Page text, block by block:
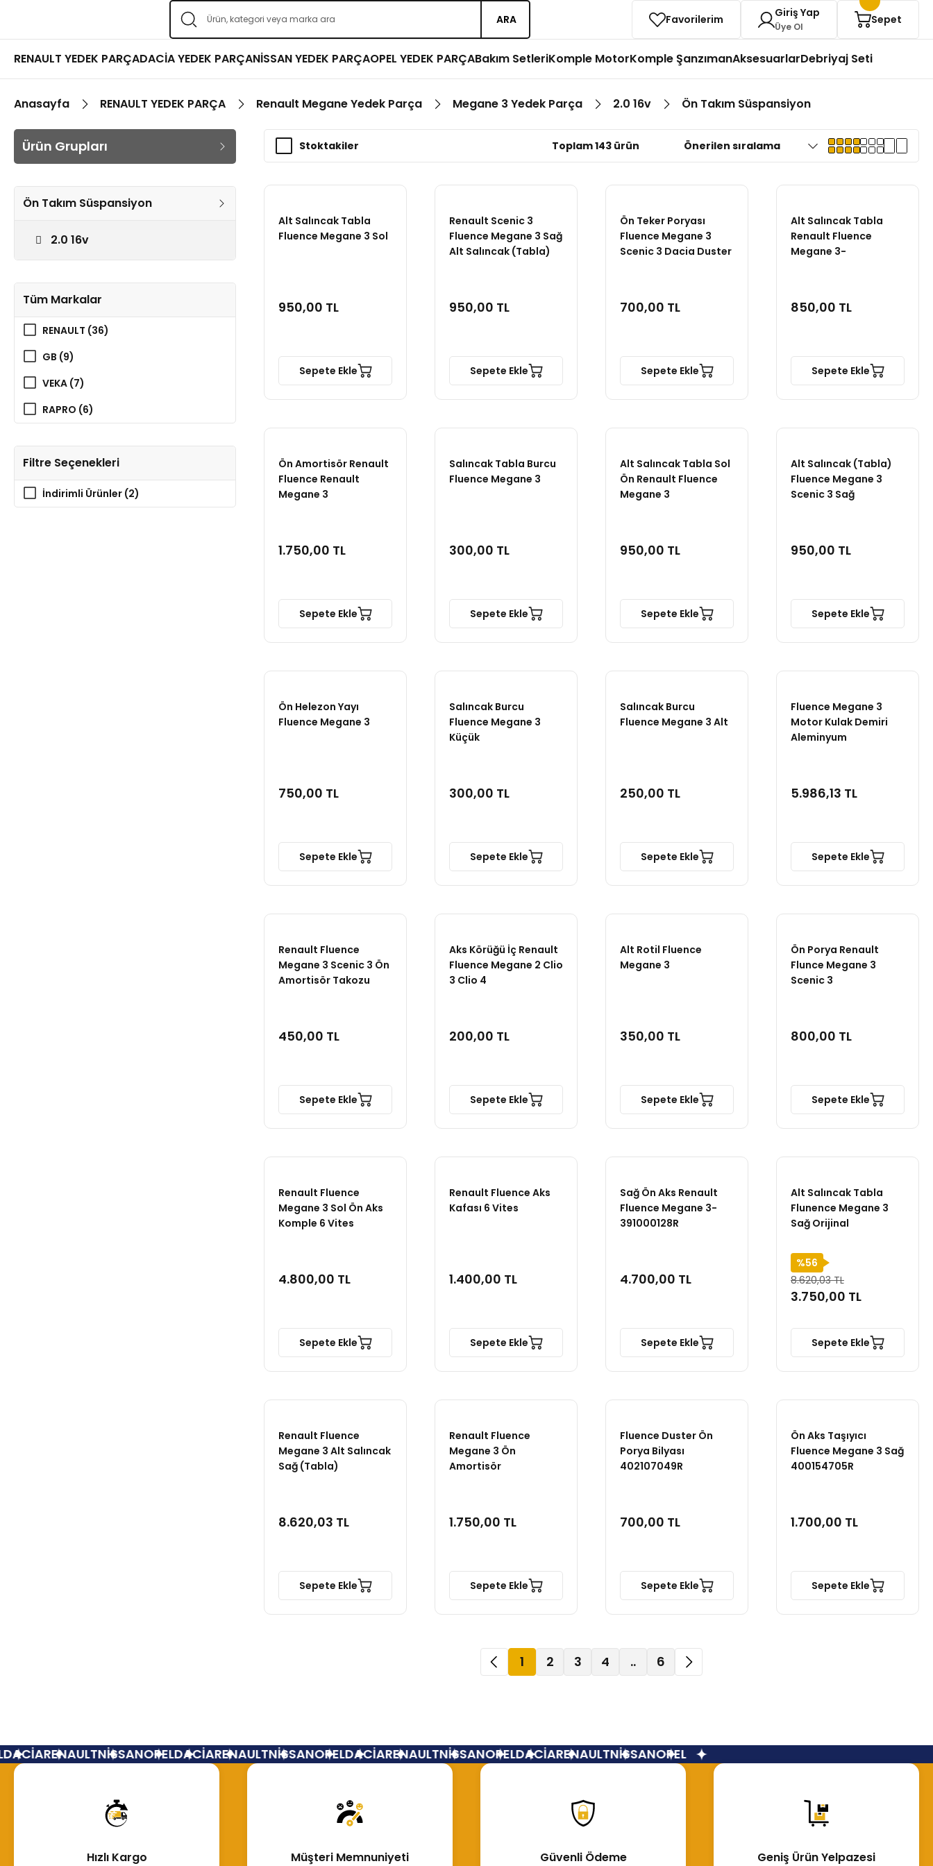
ARA Favorilerim Giriş Yap
Üye Ol
Sepet
RENAULT YEDEK PARÇADACİA YEDEK PARÇANİSSAN YEDEK PARÇAOPEL YEDEK PARÇABakım SetleriKomple MotorKomple ŞanzımanAksesuarlarDebriyaj Seti
Anasayfa RENAULT YEDEK PARÇA Renault Megane Yedek Parça Megane 3 Yedek Parça 2.0 16v Ön Takım Süspansiyon
Ürün Grupları
Ön Takım Süspansiyon
2.0 16v
Tüm Markalar
RENAULT (36)
GB (9)
VEKA (7)
RAPRO (6)
AYD (5)
KRAFTVOLL (5)
Filtre Seçenekleri
İndirimli Ürünler (2)
Stoktakiler Toplam 143 ürün
Alt Salıncak Tabla
Fluence Megane 3 Sol
950,00 TL
Sepete Ekle
Renault Scenic 3
Fluence Megane 3 Sağ
Alt Salıncak (Tabla)
950,00 TL
Sepete Ekle
Ön Teker Poryası
Fluence Megane 3
Scenic 3 Dacia Duster
700,00 TL
Sepete Ekle
Alt Salıncak Tabla
Renault Fluence
Megane 3-
850,00 TL
Sepete Ekle
Ön Amortisör Renault
Fluence Renault
Megane 3
1.750,00 TL
Sepete Ekle
Salıncak Tabla Burcu
Fluence Megane 3
300,00 TL
Sepete Ekle
Alt Salıncak Tabla Sol
Ön Renault Fluence
Megane 3
950,00 TL
Sepete Ekle
Alt Salıncak (Tabla)
Fluence Megane 3
Scenic 3 Sağ
950,00 TL
Sepete Ekle
Ön Helezon Yayı
Fluence Megane 3
750,00 TL
Sepete Ekle
Salıncak Burcu
Fluence Megane 3
Küçük
300,00 TL
Sepete Ekle
Salıncak Burcu
Fluence Megane 3 Alt
250,00 TL
Sepete Ekle
Fluence Megane 3
Motor Kulak Demiri
Aleminyum
5.986,13 TL
Sepete Ekle
Renault Fluence
Megane 3 Scenic 3 Ön
Amortisör Takozu
450,00 TL
Sepete Ekle
Aks Körüğü İç Renault
Fluence Megane 2 Clio
3 Clio 4
200,00 TL
Sepete Ekle
Alt Rotil Fluence
Megane 3
350,00 TL
Sepete Ekle
Ön Porya Renault
Flunce Megane 3
Scenic 3
800,00 TL
Sepete Ekle
Renault Fluence
Megane 3 Sol Ön Aks
Komple 6 Vites
4.800,00 TL
Sepete Ekle
Renault Fluence Aks
Kafası 6 Vites
1.400,00 TL
Sepete Ekle
Sağ Ön Aks Renault
Fluence Megane 3-
391000128R
4.700,00 TL
Sepete Ekle
Alt Salıncak Tabla
Flunence Megane 3
Sağ Orijinal
%56
8.620,03 TL
3.750,00 TL
Sepete Ekle
Renault Fluence
Megane 3 Alt Salıncak
Sağ (Tabla)
8.620,03 TL
Sepete Ekle
Renault Fluence
Megane 3 Ön
Amortisör
1.750,00 TL
Sepete Ekle
Fluence Duster Ön
Porya Bilyası
402107049R
700,00 TL
Sepete Ekle
Ön Aks Taşıyıcı
Fluence Megane 3 Sağ
400154705R
1.700,00 TL
Sepete Ekle
1 2 3 4 .. 6
RENAULTNİSSANOPELDACİARENAULTNİSSANOPELDACİARENAULTNİSSANOPELDACİARENAULTNİSSANOPEL
Hızlı Kargo Müşteri Memnuniyeti Güvenli Ödeme Geniş Ürün Yelpazesi